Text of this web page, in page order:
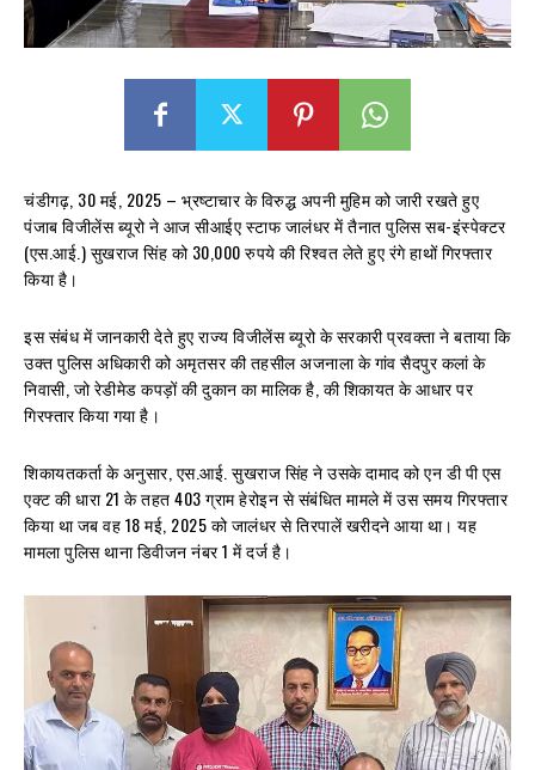
चंडीगढ़, 30 मई, 2025 – भ्रष्टाचार के विरुद्ध अपनी मुहिम को जारी रखते हुए
पंजाब विजीलेंस ब्यूरो ने आज सीआईए स्टाफ जालंधर में तैनात पुलिस सब-इंस्पेक्टर
(एस.आई.) सुखराज सिंह को 30,000 रुपये की रिश्वत लेते हुए रंगे हाथों गिरफ्तार
किया है।
इस संबंध में जानकारी देते हुए राज्य विजीलेंस ब्यूरो के सरकारी प्रवक्ता ने बताया कि
उक्त पुलिस अधिकारी को अमृतसर की तहसील अजनाला के गांव सैदपुर कलां के
निवासी, जो रेडीमेड कपड़ों की दुकान का मालिक है, की शिकायत के आधार पर
गिरफ्तार किया गया है।
शिकायतकर्ता के अनुसार, एस.आई. सुखराज सिंह ने उसके दामाद को एन डी पी एस
एक्ट की धारा 21 के तहत 403 ग्राम हेरोइन से संबंधित मामले में उस समय गिरफ्तार
किया था जब वह 18 मई, 2025 को जालंधर से तिरपालें खरीदने आया था। यह
मामला पुलिस थाना डिवीजन नंबर 1 में दर्ज है।